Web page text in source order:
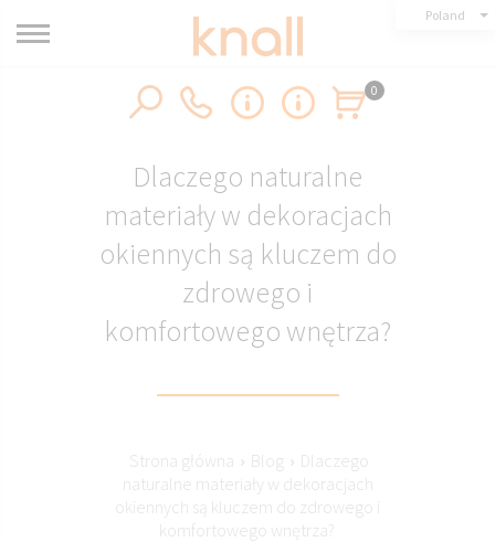
Poland
0
Dlaczego naturalne
materiały w dekoracjach
okiennych są kluczem do
zdrowego i
komfortowego wnętrza?
Strona główna › Blog › Dlaczego
naturalne materiały w dekoracjach
okiennych są kluczem do zdrowego i
komfortowego wnętrza?